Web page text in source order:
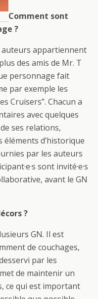
Comment sont
?
auteurs appartiennent
des amis de Mr. T
personnage fait
par exemple les
Cruisers”. Chacun a
avec quelques
ses relations,
d’historique
par les auteurs
sont invité·e·s
avant le GN
?
GN. Il est
de couchages,
par les
de maintenir un
ce qui est important